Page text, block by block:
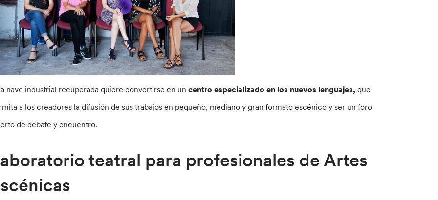
nave industrial recuperada quiere convertirse en uncentro especializado en los nuevos lenguajes, que
a los creadores la difusión de sus trabajos en pequeño, mediano y gran formato escénico y ser un foro
de debate y encuentro.
teatral para profesionales de Artes